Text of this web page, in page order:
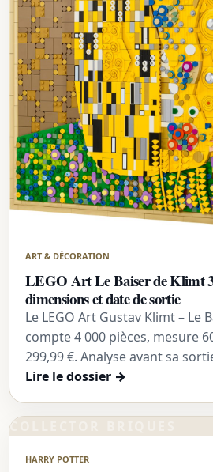
ART & DÉCORATION
LEGO Art Le Baiser de Klimt
dimensions et date de sortie
Le LEGO Art Gustav Klimt – Le
compte 4 000 pièces, mesure
299,99 €. Analyse avant sa
Lire le dossier →
COLLECTOR BRIQUES
HARRY POTTER